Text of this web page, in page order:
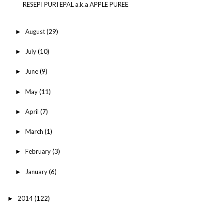
RESEPI PURI EPAL a.k.a APPLE PUREE
► August(29)
► July(10)
► June(9)
► May(11)
► April (7)
► March (1)
► February(3)
► January(6)
► 2014(122)